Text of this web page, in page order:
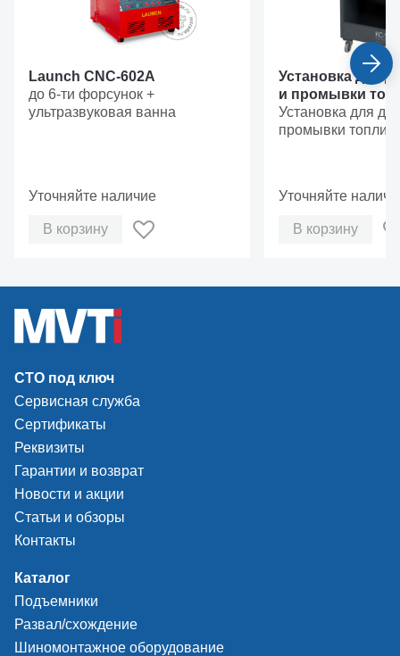
Launch CNC-602A
до 6-ти форсунок +
ультразвуковая ванна
Уточняйте наличие
В корзину
Установка для
и промывки
систем Sivik КС-
Установка для
промывки
Уточняйте
В корзину
СТО под ключ
Сервисная служба
Сертификаты
Реквизиты
Гарантии и возврат
Новости и акции
Статьи и обзоры
Контакты
Каталог
Подъемники
Развал/схождение
Шиномонтажное оборудование